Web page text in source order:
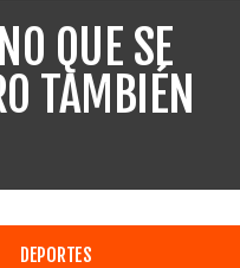
QUE SE
TAMBIÉN
DEPORTES